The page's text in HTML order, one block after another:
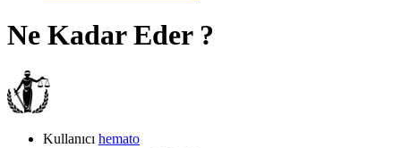
Ne Kadar Eder ?
Kullanıcı hemato